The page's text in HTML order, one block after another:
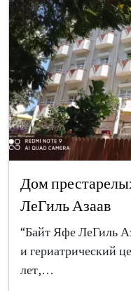
Дом
ЛеГиль Азаав
“Байт Яфе ЛеГиль
и гериатрический
лет,…